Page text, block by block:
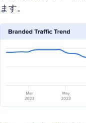
ます。